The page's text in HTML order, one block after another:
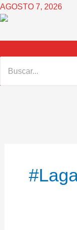
Ir
al
AGOSTO 7, 2026